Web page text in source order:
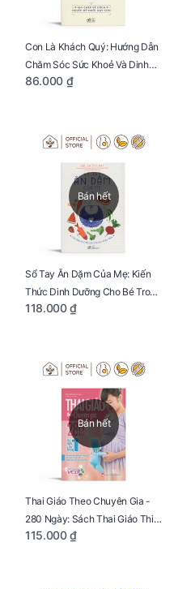
Con Là Khách Quý: Hướng Dẫn
Chăm Sóc Sức Khoẻ Và Dinh
Dưỡng Cho Bé
86.000 ₫
Bán hết
Sổ Tay Ăn Dặm Của Mẹ: Kiến
Thức Dinh Dưỡng Cho Bé Trong
Tuổi Ăn Dặm
118.000 ₫
Bán hết
Thai Giáo Theo Chuyên Gia -
280 Ngày: Sách Thai Giáo Thiết
Thực Nhất Cho Mẹ Bầu
115.000 ₫